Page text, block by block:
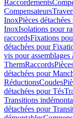
Raccordements
Compensateurs
InoxPièces
InoxIsolations pour
raccordsFixations
détachées pour
vis pour assemblages
ThermRaccords
détachées pour
RéductionsCoudes
détachées pour Tés
Transitions
détachées pour